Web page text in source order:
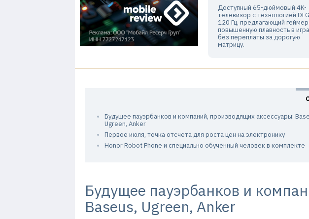
Доступный 65-дюймовый 4K-
телевизор с технологией DLG
120 Гц, предлагающий
повышенную плавность в
без переплаты за дорогую
матрицу.
Будущее пауэрбанков и компаний, производящих аксессуары:
Ugreen, Anker
Первое июля, точка отсчета для роста цен на электронику
Honor Robot Phone и специально обученный человек в комплекте
Будущее пауэрбанков и
Baseus, Ugreen, Anker